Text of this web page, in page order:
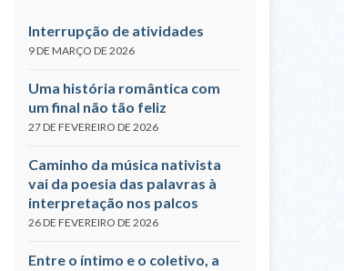
Interrupção de atividades
9 DE MARÇO DE 2026
Uma história romântica com
um final não tão feliz
27 DE FEVEREIRO DE 2026
Caminho da música nativista
vai da poesia das palavras à
interpretação nos palcos
26 DE FEVEREIRO DE 2026
Entre o íntimo e o coletivo, a